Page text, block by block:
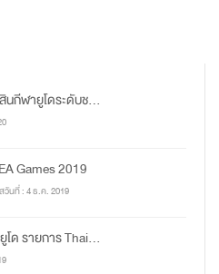
กีฬายูโดระดับช...
Games 2019
วันที่ : 4 ธ.ค. 2019
โด รายการ Thai...